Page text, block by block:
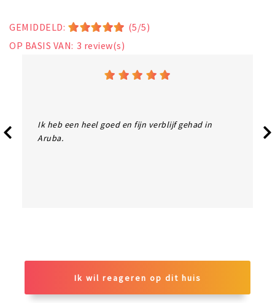
GEMIDDELD:
(5/5)
OP BASIS VAN: 3 review(s)
Ik heb een heel goed en fijn verblijf gehad in
Aruba.
Ik wil reageren op dit huis